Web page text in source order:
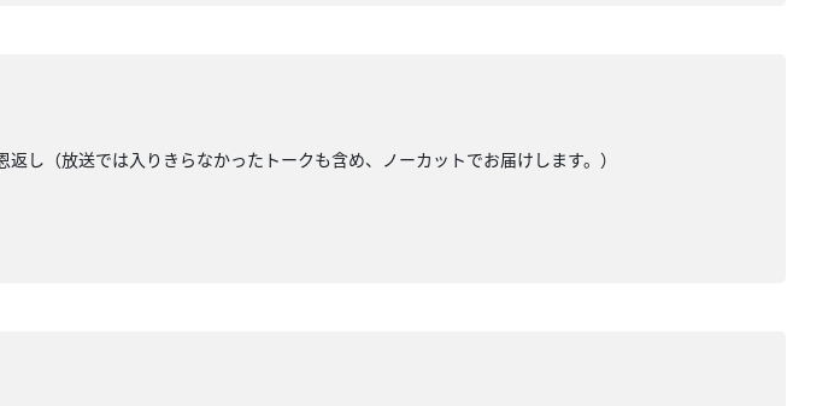
し（放送では入りきらなかったトークも含め、ノーカットでお届けします。）